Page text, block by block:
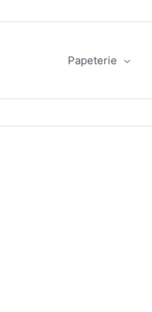
Papeterie